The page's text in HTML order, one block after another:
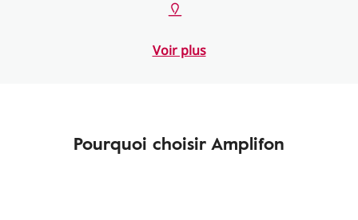
Voir plus
Pourquoi choisir Amplifon